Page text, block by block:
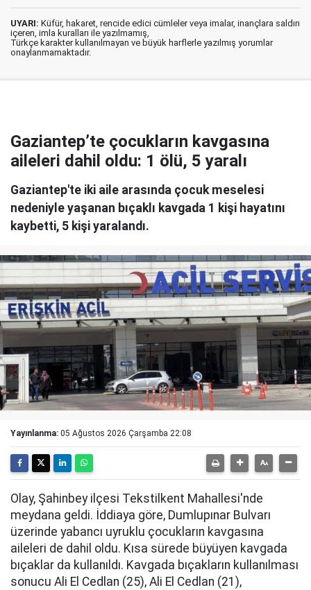
UYARI: Küfür, hakaret, rencide edici cümleler veya imalar, inançlara saldırı
içeren, imla kuralları ile yazılmamış,
Türkçe karakter kullanılmayan ve büyük harflerle yazılmış yorumlar
onaylanmamaktadır.
Gaziantep’te çocukların kavgasına
aileleri dahil oldu: 1 ölü, 5 yaralı
Gaziantep'te iki aile arasında çocuk meselesi
nedeniyle yaşanan bıçaklı kavgada 1 kişi hayatını
kaybetti, 5 kişi yaralandı.
Yayınlanma: 05 Ağustos 2026 Çarşamba 22:08
Olay, Şahinbey ilçesi Tekstilkent Mahallesi'nde
meydana geldi. İddiaya göre, Dumlupınar Bulvarı
üzerinde yabancı uyruklu çocukların kavgasına
aileleri de dahil oldu. Kısa sürede büyüyen kavgada
bıçaklar da kullanıldı. Kavgada bıçakların kullanılması
sonucu Ali El Cedlan (25), Ali El Cedlan (21),